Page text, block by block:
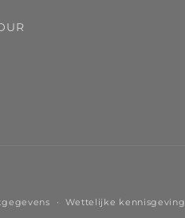
Wettelijke kennisgeving